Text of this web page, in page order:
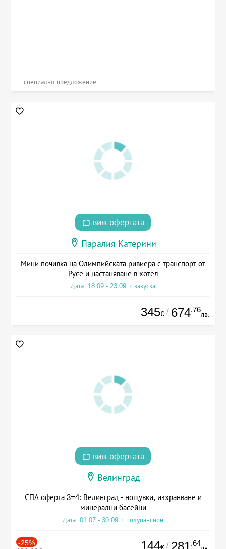
специално предложение
виж офертата
Паралия Катерини
Мини почивка на Олимпийската ривиера с транспорт от
Русе и настаняване в хотел
Дата: 18.09 - 23.09 + закуска
345€ / 674.76
лв.
виж офертата
Велинград
СПА оферта 3=4: Велинград - нощувки, изхранване и
минерални басейни
Дата: 01.07 - 30.09 + полупансион
-25% 144 / 281 .64